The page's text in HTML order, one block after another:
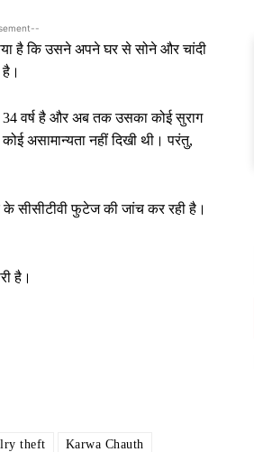
है कि उसने अपने घर से सोने और चांदी
34 वर्ष है और अब तक उसका कोई सुराग
असामान्यता नहीं दिखी थी। परंतु,
सीसीटीवी फुटेज की जांच कर रही है।
है।
theft
Karwa Chauth